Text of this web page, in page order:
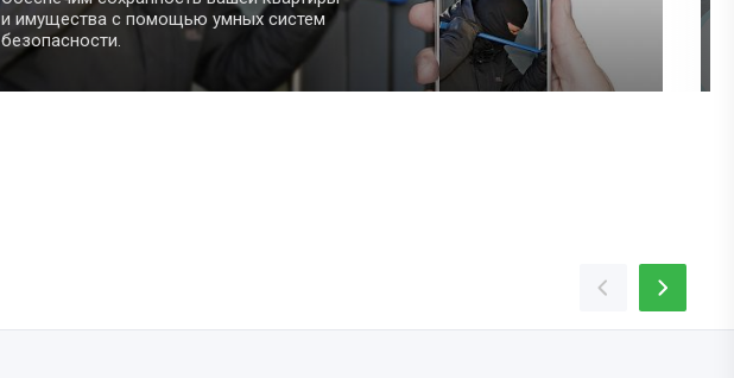
без непосредственного участия
пользователя, очень упрощает быт.